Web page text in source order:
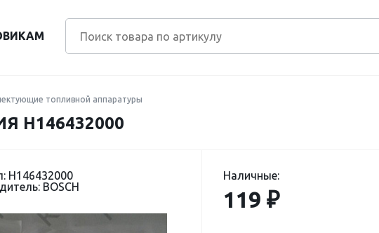
топливной аппаратуры
H146432000
H146432000
BOSCH
Наличные:
119 ₽